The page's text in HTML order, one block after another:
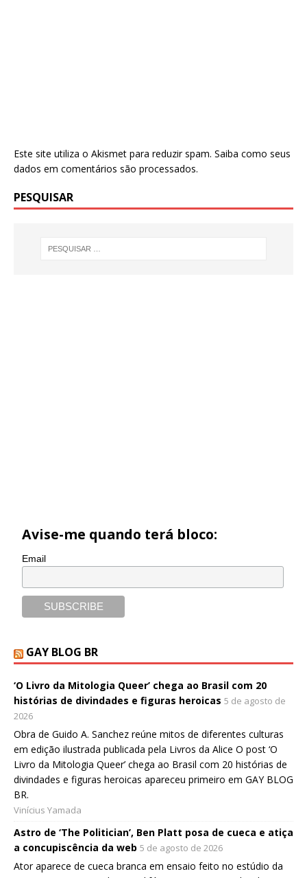
Este site utiliza o Akismet para reduzir spam. Saiba como seus
dados em comentários são processados.
PESQUISAR
Avise-me quando terá bloco:
Email
GAY BLOG BR
‘O Livro da Mitologia Queer’ chega ao Brasil com 20
histórias de divindades e figuras heroicas 5 de agosto de
2026
Obra de Guido A. Sanchez reúne mitos de diferentes culturas
em edição ilustrada publicada pela Livros da Alice O post ‘O
Livro da Mitologia Queer’ chega ao Brasil com 20 histórias de
divindades e figuras heroicas apareceu primeiro em GAY BLOG
BR.
Vinícius Yamada
Astro de ‘The Politician’, Ben Platt posa de cueca e atiça
a concupiscência da web 5 de agosto de 2026
Ator aparece de cueca branca em ensaio feito no estúdio da